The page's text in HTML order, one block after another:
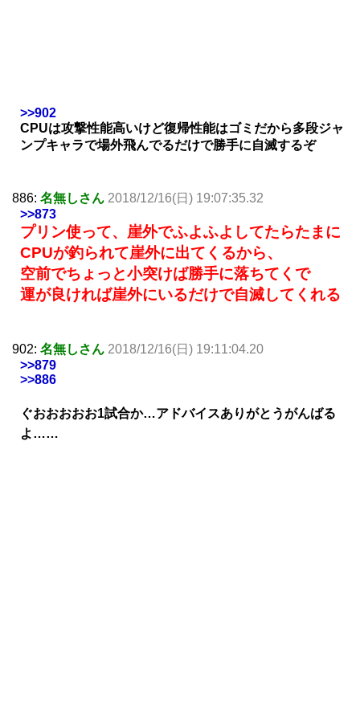
>>902
CPUは攻撃性能高いけど復帰性能はゴミだから多段ジャ
ンプキャラで場外飛んでるだけで勝手に自滅するぞ
886: 名無しさん 2018/12/16(日) 19:07:35.32
>>873
プリン使って、崖外でふよふよしてたらたまに
CPUが釣られて崖外に出てくるから、
空前でちょっと小突けば勝手に落ちてくで
運が良ければ崖外にいるだけで自滅してくれる
902: 名無しさん 2018/12/16(日) 19:11:04.20
>>879
>>886
ぐおおおおお1試合か…アドバイスありがとうがんばる
よ……